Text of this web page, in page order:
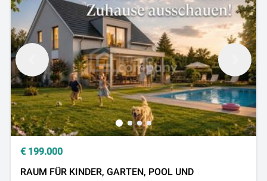
€ 199.000
RAUM FÜR KINDER, GARTEN, POOL UND